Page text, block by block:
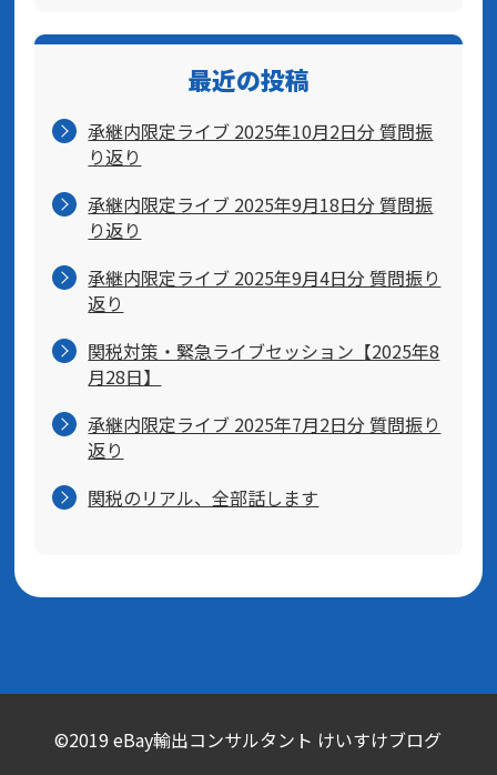
最近の投稿
承継内限定ライブ 2025年10月2日分 質問振
り返り
承継内限定ライブ 2025年9月18日分 質問振
り返り
承継内限定ライブ 2025年9月4日分 質問振り
返り
関税対策・緊急ライブセッション【2025年8
月28日】
承継内限定ライブ 2025年7月2日分 質問振り
返り
関税のリアル、全部話します
©2019 eBay輸出コンサルタント けいすけブログ